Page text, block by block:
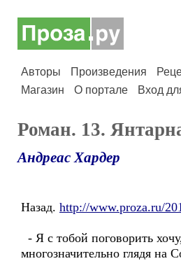
Авторы Произведения
Магазин
О портале Вход
Роман. 13.
Андреас Хардер
Назад. http://www.proza.ru/
- Я с тобой поговорить
многозначительно глядя на